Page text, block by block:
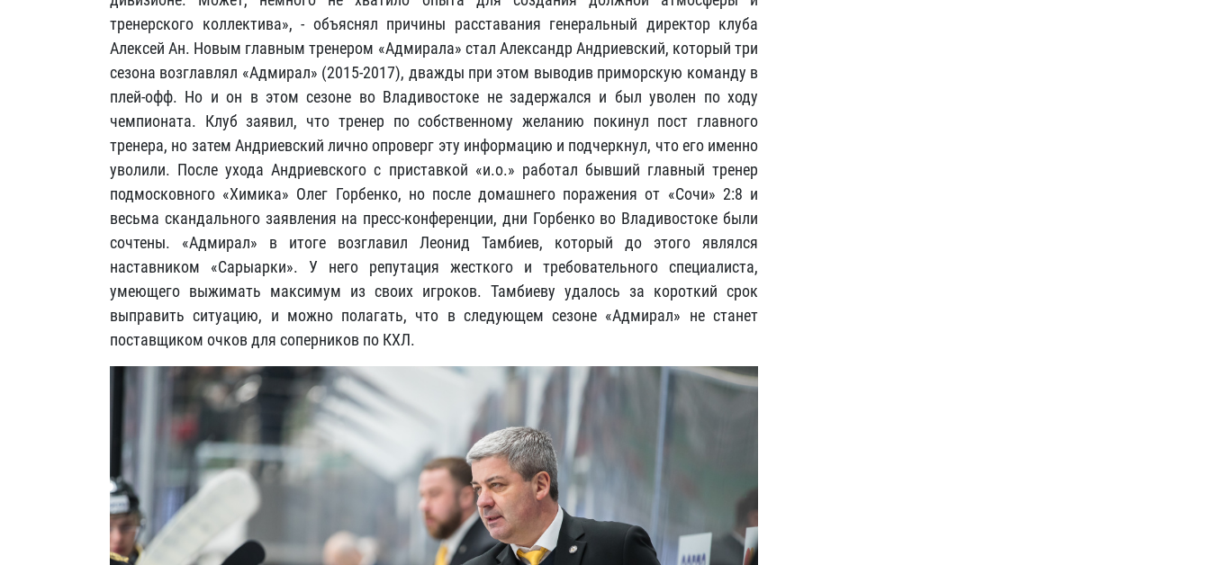
тренерского коллектива», - объяснял причины расставания генеральный директор клуба
Алексей Ан. Новым главным тренером «Адмирала» стал Александр Андриевский, который три
сезона возглавлял «Адмирал» (2015-2017), дважды при этом выводив приморскую команду в
плей-офф. Но и он в этом сезоне во Владивостоке не задержался и был уволен по ходу
чемпионата. Клуб заявил, что тренер по собственному желанию покинул пост главного
тренера, но затем Андриевский лично опроверг эту информацию и подчеркнул, что его именно
уволили. После ухода Андриевского с приставкой «и.о.» работал бывший главный тренер
подмосковного «Химика» Олег Горбенко, но после домашнего поражения от «Сочи» 2:8 и
весьма скандального заявления на пресс-конференции, дни Горбенко во Владивостоке были
сочтены. «Адмирал» в итоге возглавил Леонид Тамбиев, который до этого являлся
наставником «Сарыарки». У него репутация жесткого и требовательного специалиста,
умеющего выжимать максимум из своих игроков. Тамбиеву удалось за короткий срок
выправить ситуацию, и можно полагать, что в следующем сезоне «Адмирал» не станет
поставщиком очков для соперников по КХЛ.